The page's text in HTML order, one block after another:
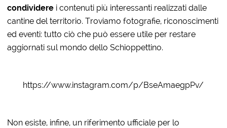
condividere i contenuti più interessanti realizzati dalle
cantine del territorio. Troviamo fotografie, riconoscimenti
ed eventi: tutto ciò che può essere utile per restare
aggiornati sul mondo dello Schioppettino.
https://www.instagram.com/p/BseAmaegpPv/
Non esiste, infine, un riferimento ufficiale per lo